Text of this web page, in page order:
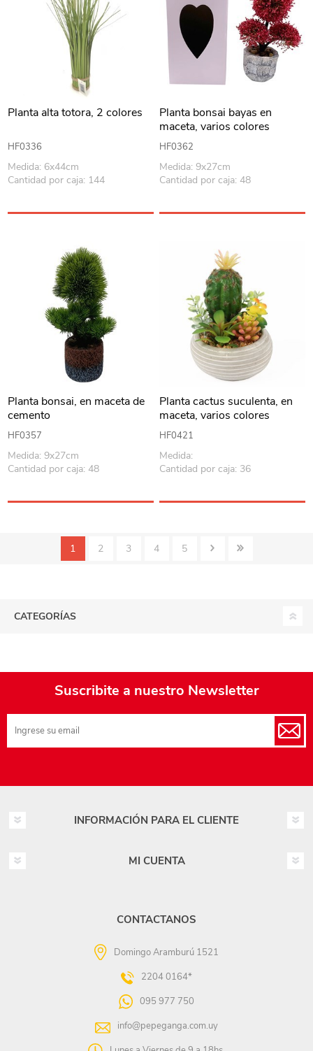
Planta alta totora, 2 colores
HF0336
Medida: 6x44cm
Cantidad por caja: 144
Planta bonsai bayas en
maceta, varios colores
HF0362
Medida: 9x27cm
Cantidad por caja: 48
Planta bonsai, en maceta de
cemento
HF0357
Medida: 9x27cm
Cantidad por caja: 48
Planta cactus suculenta, en
maceta, varios colores
HF0421
Medida:
Cantidad por caja: 36
1 2 3 4 5
CATEGORÍAS
Suscribite a nuestro Newsletter
INFORMACIÓN PARA EL CLIENTE
MI CUENTA
CONTACTANOS
Domingo Aramburú 1521
2204 0164*
095 977 750
info@pepeganga.com.uy